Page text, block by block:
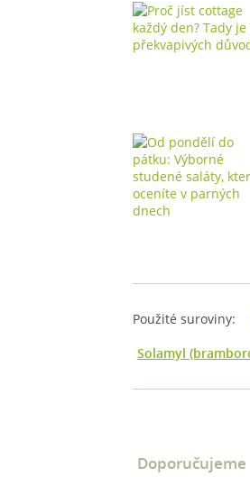
Použité suroviny:
Solamyl
Doporučujeme